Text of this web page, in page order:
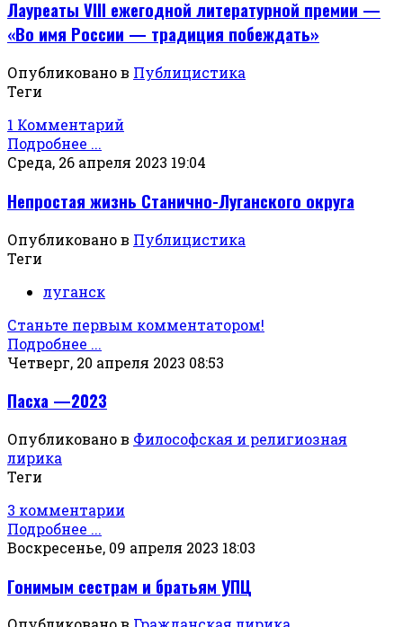
Лауреаты VIII ежегодной литературной премии —
«Во имя России — традиция побеждать»
Опубликовано в Публицистика
Теги
1 Комментарий
Подробнее ...
Среда, 26 апреля 2023 19:04
Непростая жизнь Станично-Луганского округа
Опубликовано в Публицистика
Теги
луганск
Станьте первым комментатором!
Подробнее ...
Четверг, 20 апреля 2023 08:53
Пасха —2023
Опубликовано в Философская и религиозная
лирика
Теги
3 комментарии
Подробнее ...
Воскресенье, 09 апреля 2023 18:03
Гонимым сестрам и братьям УПЦ